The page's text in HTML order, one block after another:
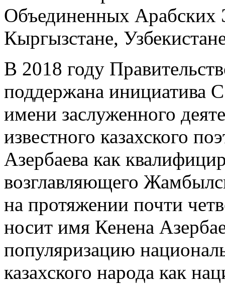
Объединенных Арабских
Кыргызстане,
В 2018 году
поддержана инициатива
имени заслуженного
известного казахского
Азербаева как
возглавляющего
на протяжении почти
носит имя Кенена
популяризацию
казахского народа как